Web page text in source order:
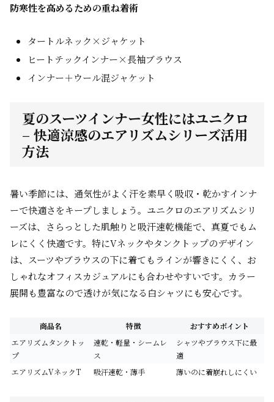
防寒性を高めるための重ね着術
タートルネック×ジャケット
ヒートテックインナー×長袖ブラウス
インナー＋ウール混ジャケット
夏のスーツインナー女性にはユニクロ
– 快適涼感のエアリズムシリーズ活用
方法
暑い季節には、通気性がよく汗を素早く吸収・乾かすインナ
ーで快適さをキープしましょう。ユニクロのエアリズムシリ
ーズは、さらっとした肌触りと吸汗速乾機能で、真夏でもム
レにくく快適です。特にVネックやタンクトップのデザイン
は、スーツやブラウスの下に着てもラインが響きにくく、お
しゃれなオフィスカジュアルにも合わせやすいです。カラー
展開も豊富なので透けが気になる白シャツにも安心です。
商品名 特徴
おすすめポイント
エアリズムタンクトッ
プ
速乾・軽量・シームレ
ス
シャツやブラウス下に最
適
エアリズムVネックT
吸汗速乾・薄手 薄いのに着崩れしにくい